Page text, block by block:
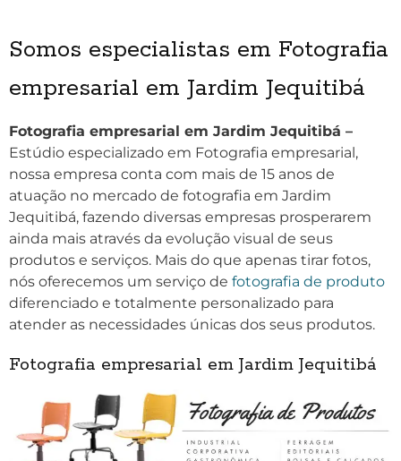
Somos especialistas em Fotografia
empresarial em Jardim Jequitibá
Fotografia empresarial em Jardim Jequitibá –
Estúdio especializado em Fotografia empresarial,
nossa empresa conta com mais de 15 anos de
atuação no mercado de fotografia em Jardim
Jequitibá, fazendo diversas empresas prosperarem
ainda mais através da evolução visual de seus
produtos e serviços. Mais do que apenas tirar fotos,
nós oferecemos um serviço de fotografia de produto
diferenciado e totalmente personalizado para
atender as necessidades únicas dos seus produtos.
Fotografia empresarial em Jardim Jequitibá